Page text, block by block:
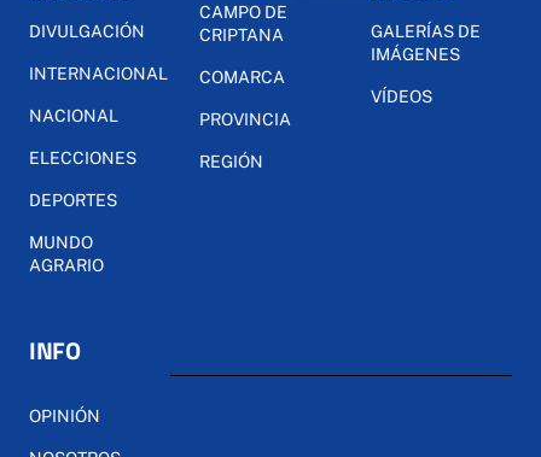
DIVULGACIÓN
INTERNACIONAL
NACIONAL
ELECCIONES
DEPORTES
MUNDO
AGRARIO
CAMPO DE
CRIPTANA
COMARCA
PROVINCIA
REGIÓN
GALERÍAS DE
IMÁGENES
VÍDEOS
INFO
OPINIÓN